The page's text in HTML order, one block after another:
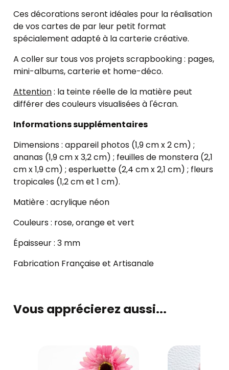
Ces décorations seront idéales pour la réalisation
de vos cartes de par leur petit format
spécialement adapté à la carterie créative.
A coller sur tous vos projets scrapbooking : pages,
mini-albums, carterie et home-déco.
Attention: la teinte réelle de la matière peut
différer des couleurs visualisées à l'écran.
Informations supplémentaires
Dimensions : appareil photos (1,9 cm x 2 cm) ;
ananas (1,9 cm x 3,2 cm) ; feuilles de monstera (2,1
cm x 1,9 cm) ; esperluette (2,4 cm x 2,1 cm) ; fleurs
tropicales (1,2 cm et 1 cm).
Matière : acrylique néon
Couleurs : rose, orange et vert
Épaisseur : 3 mm
Fabrication Française et Artisanale
Vous apprécierez aussi...